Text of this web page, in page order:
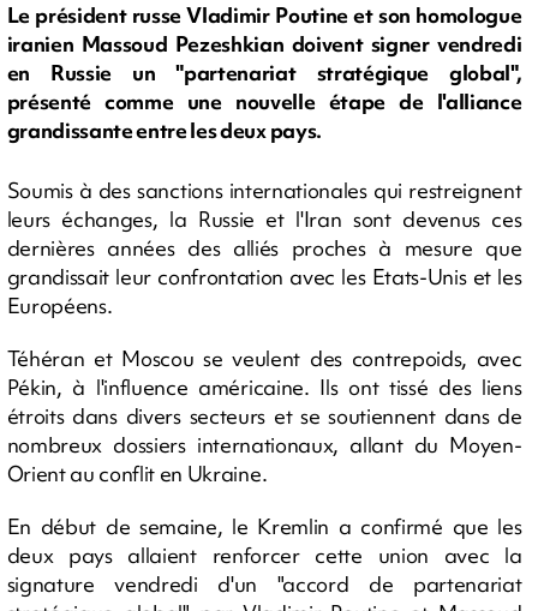
Le président russe Vladimir Poutine et son homologue
iranien Massoud Pezeshkian doivent signer vendredi
en Russie un "partenariat stratégique global",
présenté comme une nouvelle étape de l'alliance
grandissante entre les deux pays.
Soumis à des sanctions internationales qui restreignent
leurs échanges, la Russie et l'Iran sont devenus ces
dernières années des alliés proches à mesure que
grandissait leur confrontation avec les Etats-Unis et les
Européens.
Téhéran et Moscou se veulent des contrepoids, avec
Pékin, à l'influence américaine. Ils ont tissé des liens
étroits dans divers secteurs et se soutiennent dans de
nombreux dossiers internationaux, allant du Moyen-
Orient au conflit en Ukraine.
En début de semaine, le Kremlin a confirmé que les
deux pays allaient renforcer cette union avec la
signature vendredi d'un "accord de partenariat